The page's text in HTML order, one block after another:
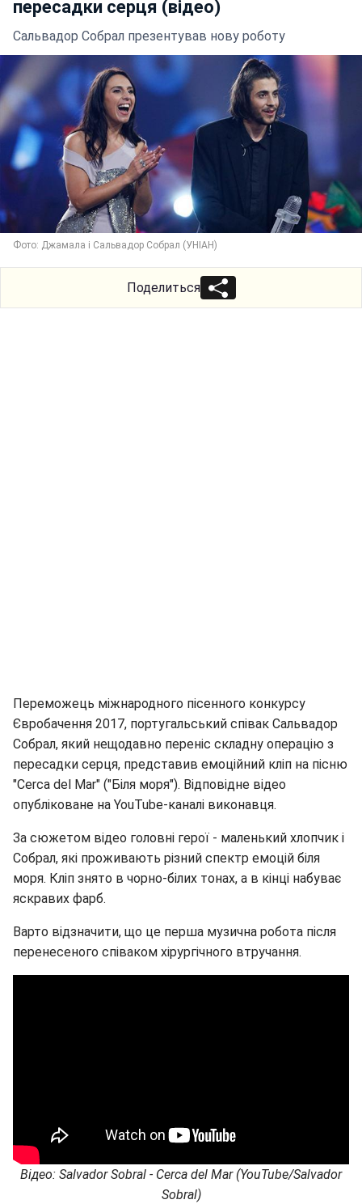
пересадки серця (відео)
Сальвадор Собрал презентував нову роботу
Фото: Джамала і Сальвадор Собрал (УНІАН)
Поделиться
Переможець міжнародного пісенного конкурсу
Євробачення 2017, португальський співак Сальвадор
Собрал, який нещодавно переніс складну операцію з
пересадки серця, представив емоційний кліп на пісню
"Cerca del Mar" ("Біля моря"). Відповідне відео
опубліковане на YouTube-каналі виконавця.
За сюжетом відео головні герої - маленький хлопчик і
Собрал, які проживають різний спектр емоцій біля
моря. Кліп знято в чорно-білих тонах, а в кінці набуває
яскравих фарб.
Варто відзначити, що це перша музична робота після
перенесеного співаком хірургічного втручання.
Відео: Salvador Sobral - Cerca del Mar (YouTube/Salvador
Sobral)